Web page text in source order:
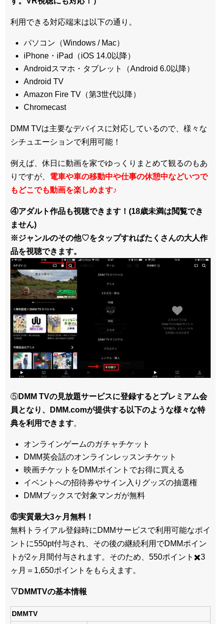
利用できる対応端末は以下の通り。
パソコン（Windows / Mac）
iPhone・iPad（iOS 14.0以降）
Androidスマホ・タブレット（Android 6.0以降）
Android TV
Amazon Fire TV（第3世代以降）
Chromecast
DMM TVは主要なデバイスに対応しているので、 様々な
シチュエーションで利用可能！
例えば、休日に動画を家でゆっくりまとめて観るのもあ
りですが、 電車や車の移動中や仕事の休憩中などいつで
もどこでも動画を楽しめます♪
④アダルト作品も視聴できます！(18歳未満は閲覧でき
ません)
※ジャンルのその他♡をタップすればたくさんの大人作
品を視聴できます。
⑤DMM TVの見放題サービスに登録するとプレミアム会
員となり、DMM.comが提供する以下のような様々な特
典を利用できます。
オンラインゲームのガチャチケット
DMM英会話のオンラインレッスンチケット
映画チケットをDMMポイントでお得に買える
イベントへの招待券やサイン入りグッズの抽選権
DMMブックスで対象マンガが無料
⑥実質最大3ヶ月無料！
無料トライアル登録時にDMMサービスで利用可能なポイ
ントに550pt付与され、その後の継続利用でDMMポイン
トが2ヶ月間付与されます。そのため、550ポイント✖️3
ヶ月＝1,650ポイントをもらえます。
▽DMMTVの基本情報
DMMTV